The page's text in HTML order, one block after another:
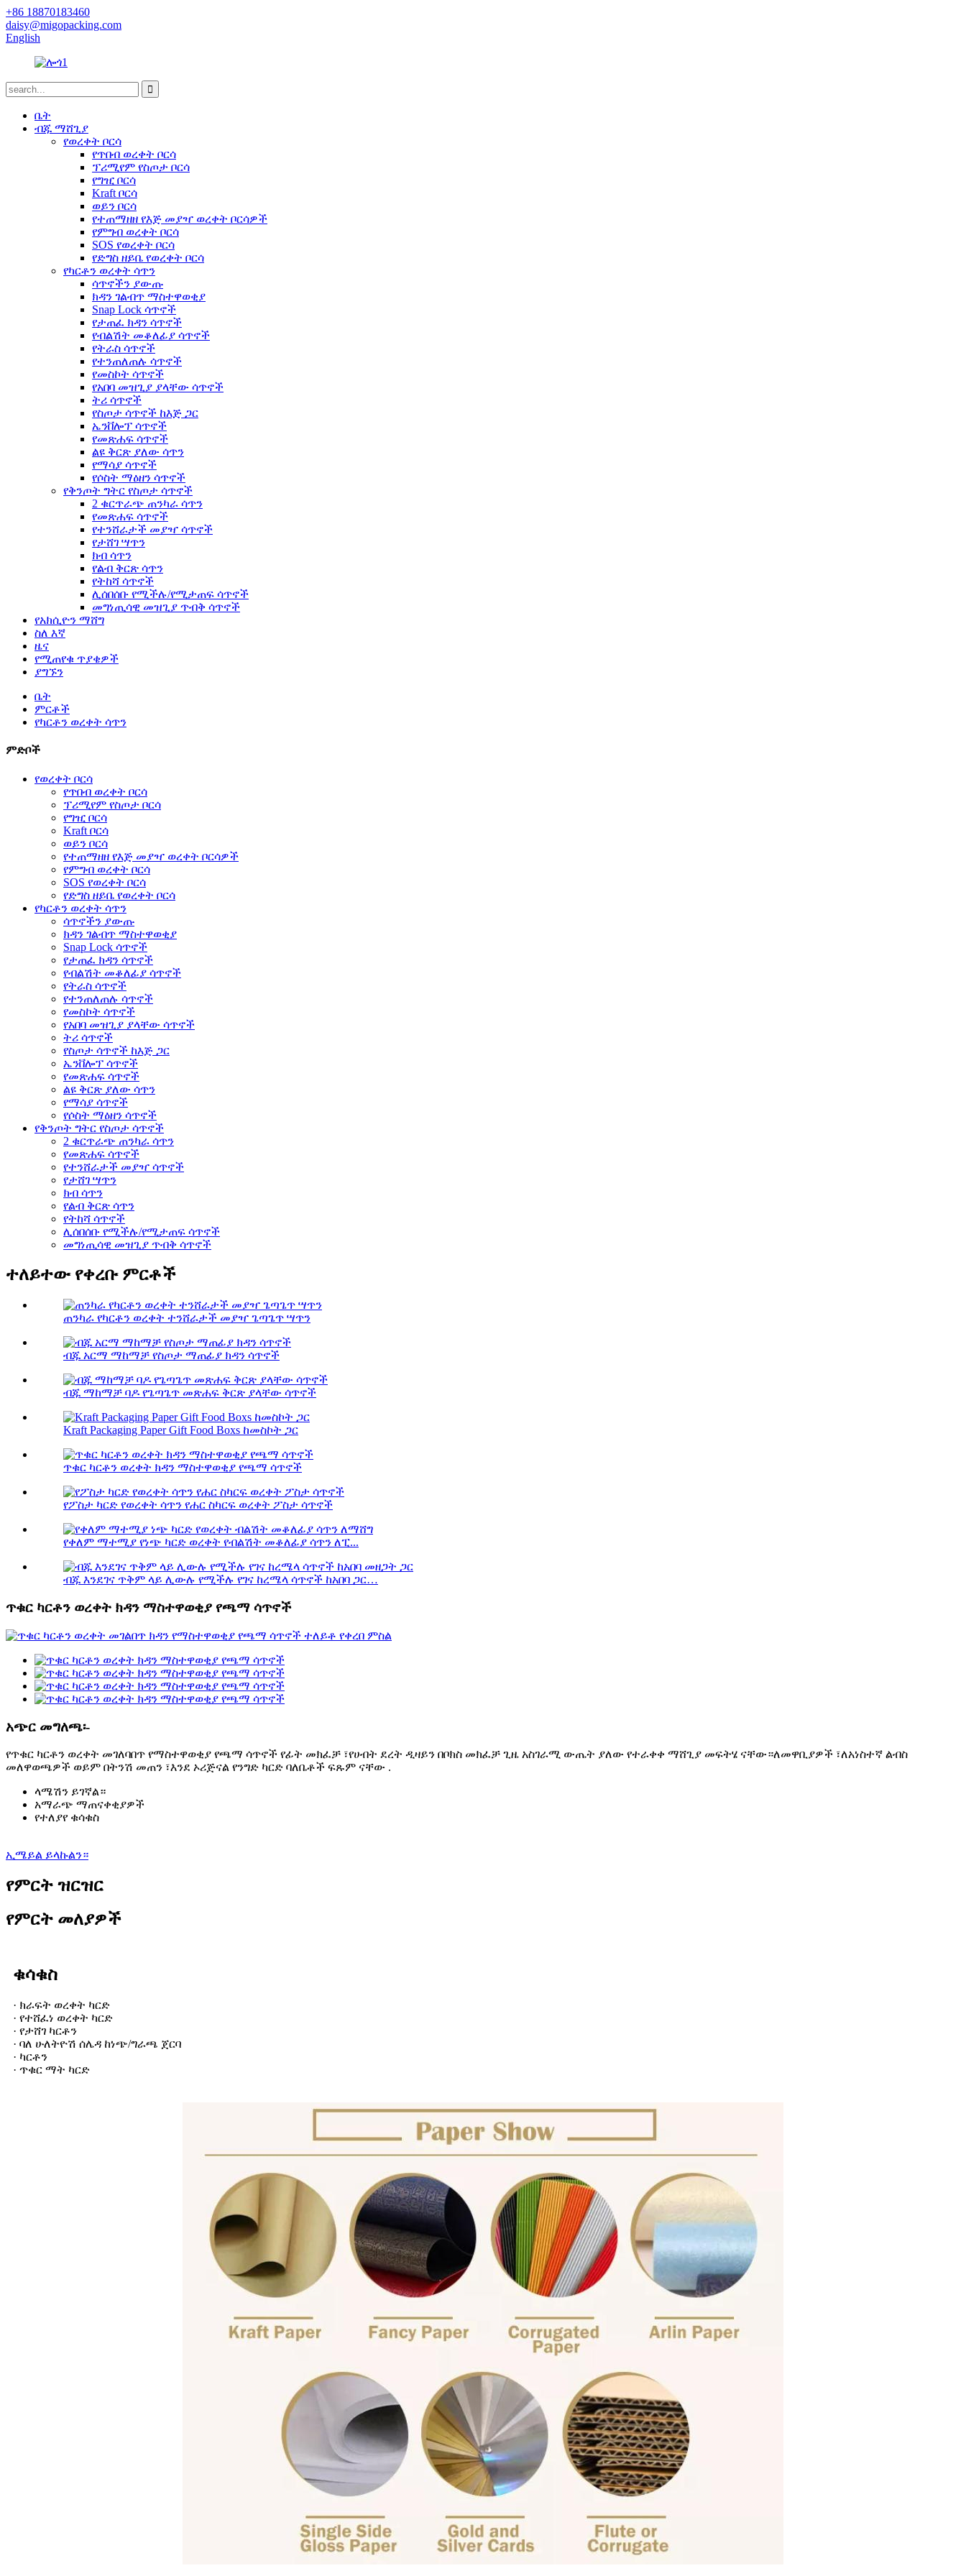
+86 18870183460
daisy@migopacking.com
English
ቤት
ብጁ ማሸጊያ
የወረቀት ቦርሳ
የጥበብ ወረቀት ቦርሳ
ፕሪሚየም የስጦታ ቦርሳ
የግዢ ቦርሳ
Kraft ቦርሳ
ወይን ቦርሳ
የተጠማዘዘ የእጅ መያዣ ወረቀት ቦርሳዎች
የምግብ ወረቀት ቦርሳ
SOS የወረቀት ቦርሳ
የድግስ ዘይቤ የወረቀት ቦርሳ
የካርቶን ወረቀት ሳጥን
ሳጥኖችን ያውጡ
ክዳን ገልብጥ ማስተዋወቂያ
Snap Lock ሳጥኖች
የታጠፈ ክዳን ሳጥኖች
የብልሽት መቆለፊያ ሳጥኖች
የትራስ ሳጥኖች
የተንጠለጠሉ ሳጥኖች
የመስኮት ሳጥኖች
የአበባ መዝጊያ ያላቸው ሳጥኖች
ትሪ ሳጥኖች
የስጦታ ሳጥኖች ከእጅ ጋር
ኤንቨሎፕ ሳጥኖች
የመጽሐፍ ሳጥኖች
ልዩ ቅርጽ ያለው ሳጥን
የማሳያ ሳጥኖች
የሶስት ማዕዘን ሳጥኖች
የቅንጦት ግትር የስጦታ ሳጥኖች
2 ቁርጥራጭ ጠንካራ ሳጥን
የመጽሐፍ ሳጥኖች
የተንሸራታች መያዣ ሳጥኖች
የታሸገ ሣጥን
ክብ ሳጥን
የልብ ቅርጽ ሳጥን
የትከሻ ሳጥኖች
ሊሰበሰቡ የሚችሉ/የሚታጠፍ ሳጥኖች
መግነጢሳዊ መዝጊያ ጥብቅ ሳጥኖች
የአክሲዮን ማሸግ
ስለ እኛ
ዜና
የሚጠየቁ ጥያቄዎች
ያግኙን
ቤት
ምርቶች
የካርቶን ወረቀት ሳጥን
ምድቦች
የወረቀት ቦርሳ
የጥበብ ወረቀት ቦርሳ
ፕሪሚየም የስጦታ ቦርሳ
የግዢ ቦርሳ
Kraft ቦርሳ
ወይን ቦርሳ
የተጠማዘዘ የእጅ መያዣ ወረቀት ቦርሳዎች
የምግብ ወረቀት ቦርሳ
SOS የወረቀት ቦርሳ
የድግስ ዘይቤ የወረቀት ቦርሳ
የካርቶን ወረቀት ሳጥን
ሳጥኖችን ያውጡ
ክዳን ገልብጥ ማስተዋወቂያ
Snap Lock ሳጥኖች
የታጠፈ ክዳን ሳጥኖች
የብልሽት መቆለፊያ ሳጥኖች
የትራስ ሳጥኖች
የተንጠለጠሉ ሳጥኖች
የመስኮት ሳጥኖች
የአበባ መዝጊያ ያላቸው ሳጥኖች
ትሪ ሳጥኖች
የስጦታ ሳጥኖች ከእጅ ጋር
ኤንቨሎፕ ሳጥኖች
የመጽሐፍ ሳጥኖች
ልዩ ቅርጽ ያለው ሳጥን
የማሳያ ሳጥኖች
የሶስት ማዕዘን ሳጥኖች
የቅንጦት ግትር የስጦታ ሳጥኖች
2 ቁርጥራጭ ጠንካራ ሳጥን
የመጽሐፍ ሳጥኖች
የተንሸራታች መያዣ ሳጥኖች
የታሸገ ሣጥን
ክብ ሳጥን
የልብ ቅርጽ ሳጥን
የትከሻ ሳጥኖች
ሊሰበሰቡ የሚችሉ/የሚታጠፍ ሳጥኖች
መግነጢሳዊ መዝጊያ ጥብቅ ሳጥኖች
ተለይተው የቀረቡ ምርቶች
ጠንካራ የካርቶን ወረቀት ተንሸራታች መያዣ ጌጣጌጥ ሣጥን
ብጁ አርማ ማከማቻ የስጦታ ማጠፊያ ክዳን ሳጥኖች
ብጁ ማከማቻ ባዶ የጌጣጌጥ መጽሐፍ ቅርጽ ያላቸው ሳጥኖች
Kraft Packaging Paper Gift Food Boxs ከመስኮት ጋር
ጥቁር ካርቶን ወረቀት ክዳን ማስተዋወቂያ የጫማ ሳጥኖች
የፖስታ ካርድ የወረቀት ሳጥን የሐር ስካርፍ ወረቀት ፖስታ ሳጥኖች
የቀለም ማተሚያ የነጭ ካርድ ወረቀት የብልሽት መቆለፊያ ሳጥን ለፒ...
ብጁ እንደገና ጥቅም ላይ ሊውሉ የሚችሉ የገና ከረሜላ ሳጥኖች ከአበባ ጋር…
ጥቁር ካርቶን ወረቀት ክዳን ማስተዋወቂያ የጫማ ሳጥኖች
አጭር መግለጫ፡-
የጥቁር ካርቶን ወረቀት መገለባበጥ የማስተዋወቂያ የጫማ ሳጥኖች የፊት መክፈቻ ፣የሀብት ደረት ዲዛይን በቦክስ መክፈቻ ጊዜ አስገራሚ ውጤት ያለው የተራቀቀ ማሸጊያ መፍትሄ ናቸው።ለመዋቢያዎች ፣ለአነስተኛ ልብስ
መለዋወጫዎች ወይም በትንሽ መጠን ፣እንደ ኦሪጅናል የንግድ ካርድ ባለቤቶች ፍጹም ናቸው .
ላሜሽን ይገኛል።
አማራጭ ማጠናቀቂያዎች
የተለያየ ቁሳቁስ
ኢሜይል ይላኩልን።
የምርት ዝርዝር
የምርት መለያዎች
ቁሳቁስ
· ክራፍት ወረቀት ካርድ
· የተሸፈነ ወረቀት ካርድ
· የታሸገ ካርቶን
· ባለ ሁለትዮሽ ሰሌዳ ከነጭ/ግራጫ ጀርባ
· ካርቶን
· ጥቁር ማት ካርድ